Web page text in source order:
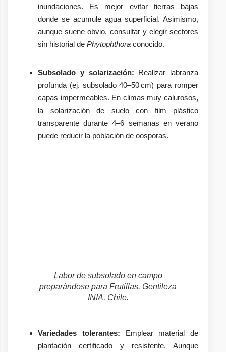
inundaciones. Es mejor evitar tierras bajas
donde se acumule agua superficial. Asimismo,
aunque suene obvio, consultar y elegir sectores
sin historial de Phytophthora conocido.
Subsolado y solarización: Realizar labranza
profunda (ej. subsolado 40–50 cm) para romper
capas impermeables. En climas muy calurosos,
la solarización de suelo con film plástico
transparente durante 4–6 semanas en verano
puede reducir la población de oosporas.
Labor de subsolado en campo
preparándose para Frutillas. Gentileza
INIA, Chile.
Variedades tolerantes: Emplear material de
plantación certificado y resistente. Aunque